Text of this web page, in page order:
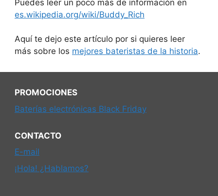
Puedes leer un poco más de información en
es.wikipedia.org/wiki/Buddy_Rich
Aquí te dejo este artículo por si quieres leer
más sobre los mejores bateristas de la historia.
PROMOCIONES
Baterías electrónicas Black Friday
CONTACTO
E-mail
¡Hola! ¿Hablamos?